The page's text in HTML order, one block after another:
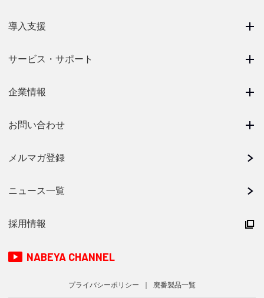
導入支援
サービス・サポート
企業情報
お問い合わせ
メルマガ登録
ニュース一覧
採用情報
NABEYA CHANNEL
プライバシーポリシー 廃番製品一覧